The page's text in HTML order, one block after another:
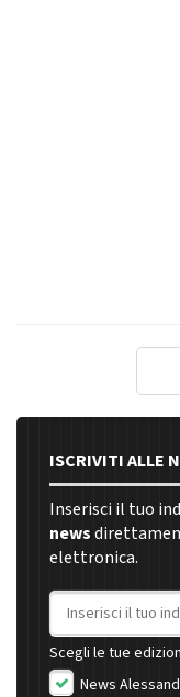
ISCRIVITI ALLE
Inserisci il tuo
news
elettronica.
Indirizzo email
Scegli le tue
News